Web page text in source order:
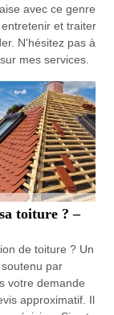
avec ce genre
et traiter
N'hésitez pas à
mes services.
toiture ? –
de toiture ? Un
par
votre demande
approximatif. Il